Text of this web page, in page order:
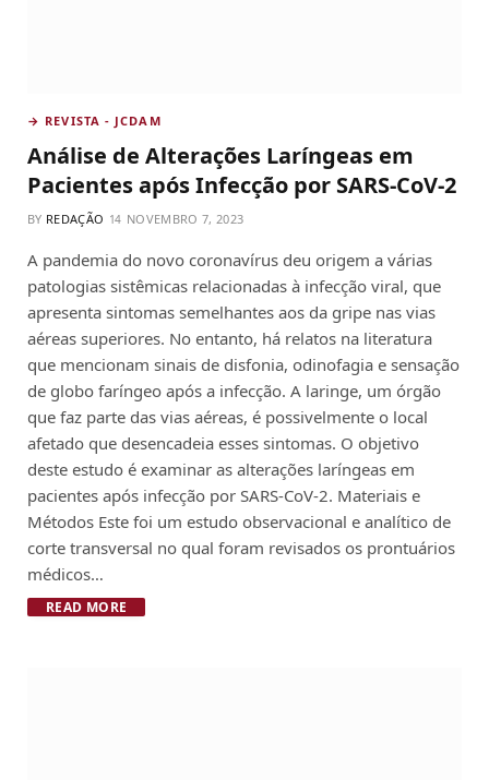
→ REVISTA - JCDAM
Análise de Alterações Laríngeas em
Pacientes após Infecção por SARS-CoV-2
BY REDAÇÃO NOVEMBRO 7, 2023
A pandemia do novo coronavírus deu origem a várias
patologias sistêmicas relacionadas à infecção viral, que
apresenta sintomas semelhantes aos da gripe nas vias
aéreas superiores. No entanto, há relatos na literatura
que mencionam sinais de disfonia, odinofagia e sensação
de globo faríngeo após a infecção. A laringe, um órgão
que faz parte das vias aéreas, é possivelmente o local
afetado que desencadeia esses sintomas. O objetivo
deste estudo é examinar as alterações laríngeas em
pacientes após infecção por SARS-CoV-2. Materiais e
Métodos Este foi um estudo observacional e analítico de
corte transversal no qual foram revisados os prontuários
médicos…
READ MORE